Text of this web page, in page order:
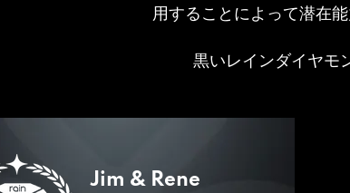
用することによって潜在
黒いレインダイヤモ
Jim & Rene